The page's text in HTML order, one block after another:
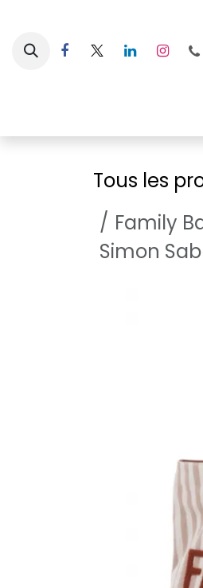
Tous les
Family
Simon